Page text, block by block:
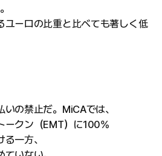
ユーロの比重と比べても著しく低
の禁止だ。MiCAでは、
ークン（EMT）に100%
一方、